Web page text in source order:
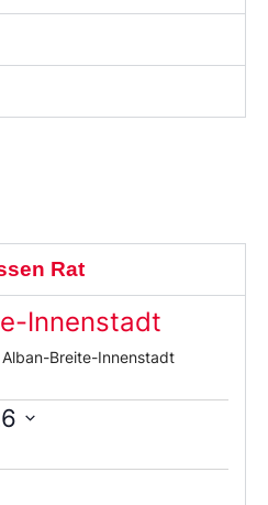
Rat
Innenstadt
Alban-Breite-Innenstadt